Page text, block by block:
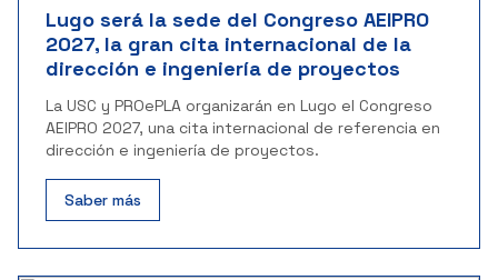
Lugo será la sede del Congreso AEIPRO
2027, la gran cita internacional de la
dirección e ingeniería de proyectos
La USC y PROePLA organizarán en Lugo el Congreso
AEIPRO 2027, una cita internacional de referencia en
dirección e ingeniería de proyectos.
Saber más